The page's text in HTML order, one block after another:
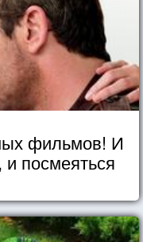
фильмов! И
и посмеяться